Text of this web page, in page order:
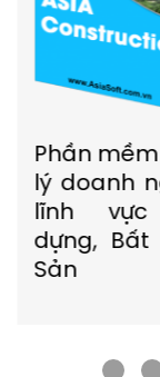
Phần
lý doanh
lĩnh
dựng, Bất
Sản